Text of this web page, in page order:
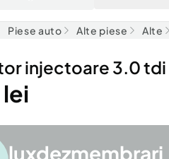
Piese auto Alte piese Alte
injectoare 3.0 tdi
luxdezmembrari